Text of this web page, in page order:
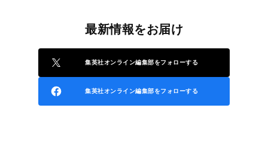
最新情報をお届け
集英社オンライン編集部をフォローする
集英社オンライン編集部をフォローする